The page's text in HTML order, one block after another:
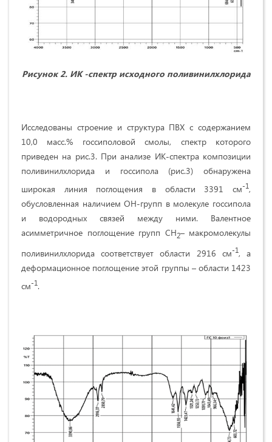
Рисунок 2. ИК -спектр исходного поливинилхлорида
Исследованы строение и структура ПВХ с содержанием
10,0 масс.% госсиполовой смолы, спектр которого
приведен на рис.3. При анализе ИК-спектра композиции
поливинилхлорида и госсипола (рис.3) обнаружена
широкая линия поглощения в области 3391 см-1,
обусловленная наличием ОН-групп в молекуле госсипола
и водородных связей между ними. Валентное
асимметричное поглощение групп CH2– макромолекулы
поливинилхлорида соответствует области 2916 см-1, а
деформационное поглощение этой группы – области 1423
см-1.